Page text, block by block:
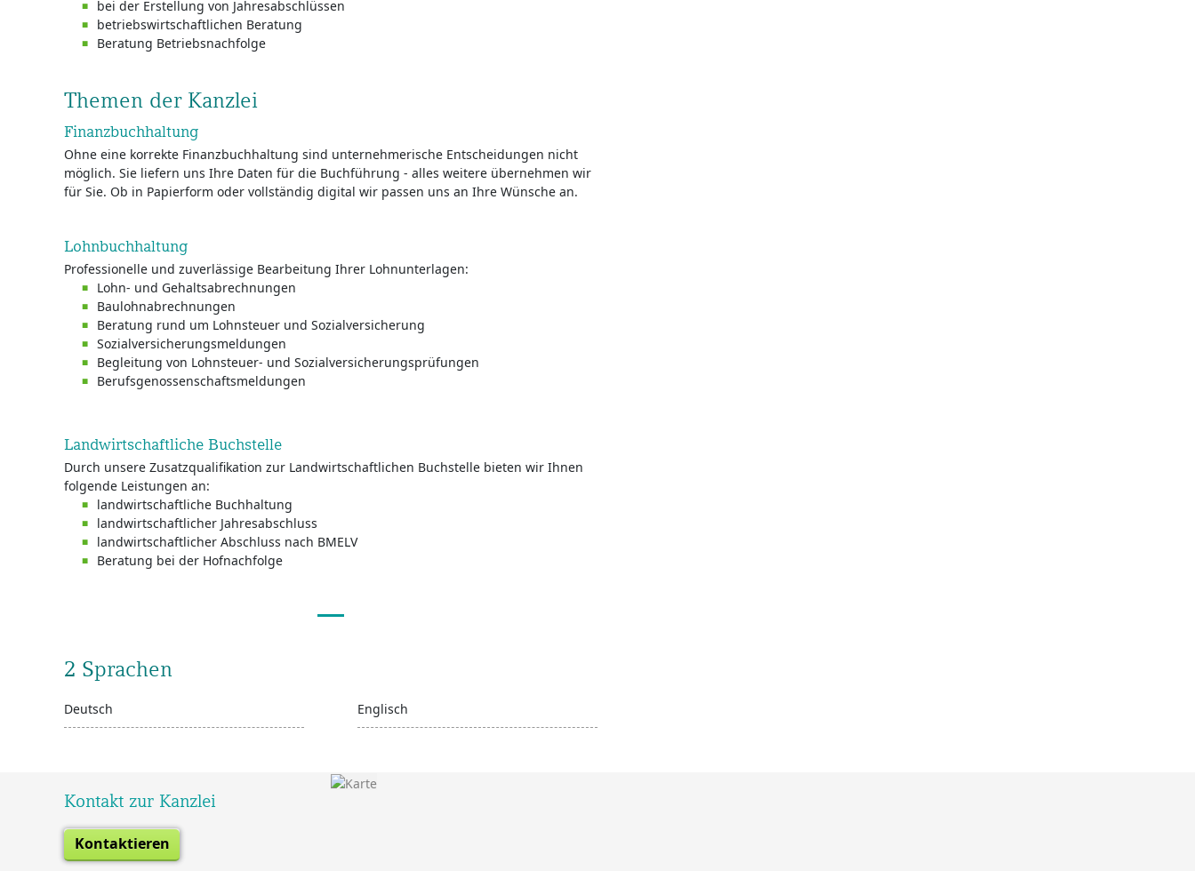
bei der Erstellung von Jahresabschlüssen
betriebswirtschaftlichen Beratung
Beratung Betriebsnachfolge
Themen der Kanzlei
Finanzbuchhaltung
Ohne eine korrekte Finanzbuchhaltung sind unternehmerische Entscheidungen nicht
möglich. Sie liefern uns Ihre Daten für die Buchführung - alles weitere übernehmen wir
für Sie. Ob in Papierform oder vollständig digital wir passen uns an Ihre Wünsche an.
Lohnbuchhaltung
Professionelle und zuverlässige Bearbeitung Ihrer Lohnunterlagen:
Lohn- und Gehaltsabrechnungen
Baulohnabrechnungen
Beratung rund um Lohnsteuer und Sozialversicherung
Sozialversicherungsmeldungen
Begleitung von Lohnsteuer- und Sozialversicherungsprüfungen
Berufsgenossenschaftsmeldungen
Landwirtschaftliche Buchstelle
Durch unsere Zusatzqualifikation zur Landwirtschaftlichen Buchstelle bieten wir Ihnen
folgende Leistungen an:
landwirtschaftliche Buchhaltung
landwirtschaftlicher Jahresabschluss
landwirtschaftlicher Abschluss nach BMELV
Beratung bei der Hofnachfolge
2 Sprachen
Deutsch Englisch
Kontakt zur Kanzlei
Kontaktieren